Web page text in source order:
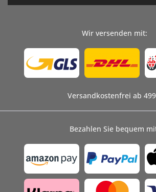
Wir versenden mit:
Versandkostenfrei ab
Bezahlen Sie bequem